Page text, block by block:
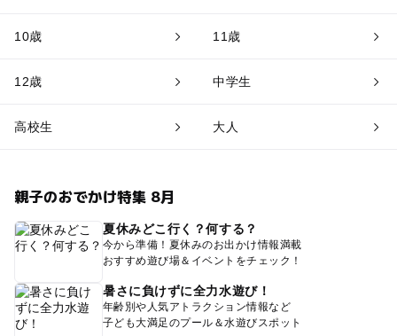
10歳 11歳
12歳 中学生
高校生 大人
親子のおでかけ特集 8月
夏休みどこ行く？何する？
今から準備！夏休みのお出かけ情報満載
おすすめ遊び場＆イベントをチェック！
暑さに負けずに全力水遊び！
年齢別や人気アトラクション情報など
子ども大満足のプール＆水遊びスポット